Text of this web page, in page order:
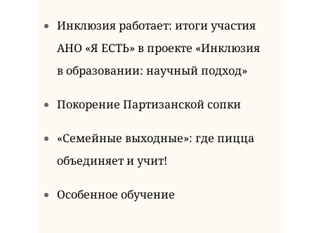
Инклюзия работает: итоги участия
АНО «Я ЕСТЬ» в проекте «Инклюзия
в образовании: научный подход»
Покорение Партизанской сопки
«Семейные выходные»: где пицца
объединяет и учит!
Особенное обучение